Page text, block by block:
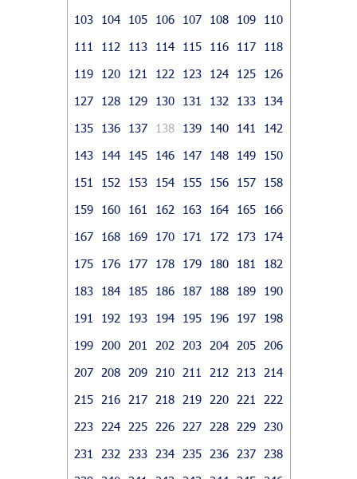
103
104 105 106 107 108 109
110
111
112 113 114 115 116 117
118
119
120 121 122 123 124 125
126
127
128 129 130 131 132 133
134
135
136 137 138 139 140 141
142
143
144 145 146 147 148 149
150
151
152 153 154 155 156 157
158
159
160 161 162 163 164 165
166
167
168 169 170 171 172 173
174
175
176 177 178 179 180 181
182
183
184 185 186 187 188 189
190
191
192 193 194 195 196 197
198
199
200 201 202 203 204 205
206
207
208 209 210 211 212 213
214
215
216 217 218 219 220 221
222
223
224 225 226 227 228 229
230
231
232 233 234 235 236 237
238